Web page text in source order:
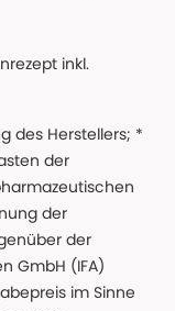
inkl.
des Herstellers; *
der
der
der
GmbH (IFA)
im Sinne